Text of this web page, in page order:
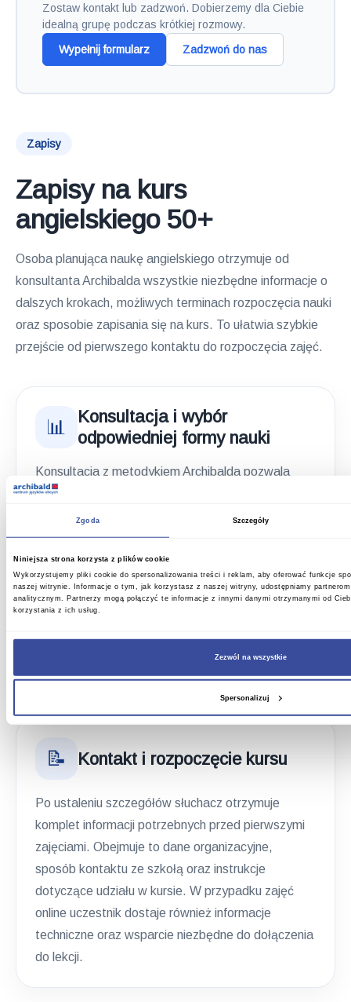
Zgoda Szczegóły
Niniejsza strona korzysta z plików cookie
Wykorzystujemy pliki cookie do spersonalizowania treści i reklam, aby oferować funkcje
naszej witrynie. Informacje o tym, jak korzystasz z naszej witryny, udostępniamy
analitycznym. Partnerzy mogą połączyć te informacje z innymi danymi otrzymanymi od
korzystania z ich usług.
Zezwól na wszystkie
Spersonalizuj
Zostaw kontakt lub zadzwoń. Dobierzemy dla Ciebie
idealną grupę podczas krótkiej rozmowy.
Wypełnij formularz
Zadzwoń do nas
Zapisy
Zapisy na kurs
angielskiego 50+
Osoba planująca naukę angielskiego otrzymuje od
konsultanta Archibalda wszystkie niezbędne informacje o
dalszych krokach, możliwych terminach rozpoczęcia nauki
oraz sposobie zapisania się na kurs. To ułatwia szybkie
przejście od pierwszego kontaktu do rozpoczęcia zajęć.
📊
Konsultacja i wybór
odpowiedniej formy nauki
Konsultacja z metodykiem Archibalda pozwala
doprecyzować oczekiwania uczestnika i ustalić,
jaki wariant kursu będzie dla niego najbardziej
odpowiedni. Na tym etapie można omówić
dostępne możliwości, zadać pytania dotyczące
przebiegu zajęć oraz uzyskać wskazówki, jak
przygotować się do rozpoczęcia nauki. Szkoła
📝 Kontakt i rozpoczęcie kursu
Po ustaleniu szczegółów słuchacz otrzymuje
komplet informacji potrzebnych przed pierwszymi
zajęciami. Obejmuje to dane organizacyjne,
sposób kontaktu ze szkołą oraz instrukcje
dotyczące udziału w kursie. W przypadku zajęć
online uczestnik dostaje również informacje
techniczne oraz wsparcie niezbędne do dołączenia
do lekcji.